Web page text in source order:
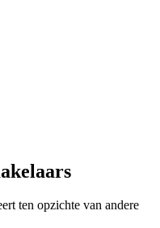
ten opzichte van andere